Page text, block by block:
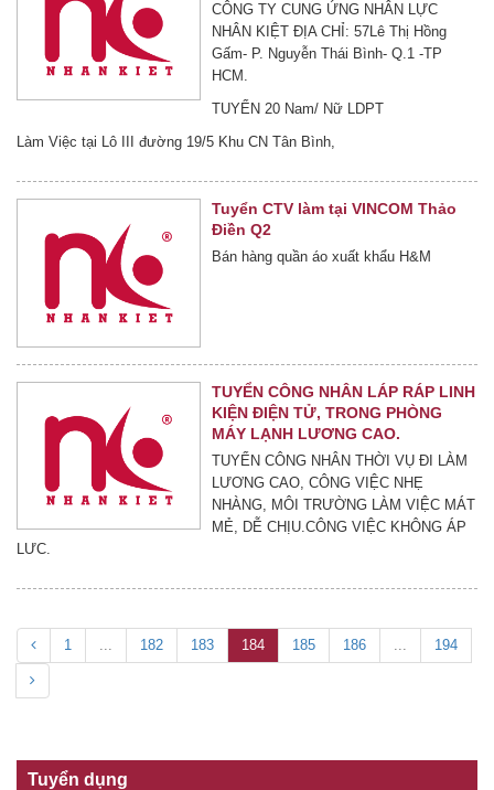
CÔNG TY CUNG ỨNG NHÂN LỰC
NHÂN KIỆT ĐỊA CHỈ: 57Lê Thị Hồng
Gấm- P. Nguyễn Thái Bình- Q.1 -TP
HCM.
TUYỂN 20 Nam/ Nữ LDPT
Làm Việc tại Lô III đường 19/5 Khu CN Tân Bình,
Tuyển CTV làm tại VINCOM Thảo
Điền Q2
Bán hàng quần áo xuất khẩu H&M
TUYỂN CÔNG NHÂN LÁP RÁP LINH
KIỆN ĐIỆN TỬ, TRONG PHÒNG
MÁY LẠNH LƯƠNG CAO.
TUYỂN CÔNG NHÂN THỜI VỤ ĐI LÀM
LƯƠNG CAO, CÔNG VIỆC NHẸ
NHÀNG, MÔI TRƯỜNG LÀM VIỆC MÁT
MẺ, DỄ CHỊU.CÔNG VIỆC KHÔNG ÁP
LƯC.
1 182 183 184 185 186 194
Tuyển dụng